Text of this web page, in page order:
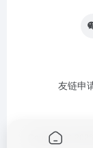
友链申
Copyright © 2026